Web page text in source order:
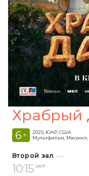
Храбрый
6 +
2025, ЮАР, США
Мультфильм,
Второй зал
10:15 250 ₽